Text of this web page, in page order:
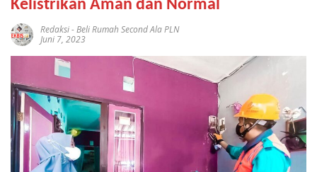
Kelistrikan Aman dan Normal
Redaksi-Beli Rumah Second Ala PLN
Juni 7, 2023